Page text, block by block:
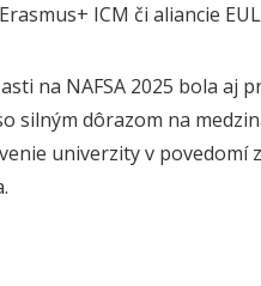
ICM či aliancie
na NAFSA 2025 bola aj
silným dôrazom na
univerzity v